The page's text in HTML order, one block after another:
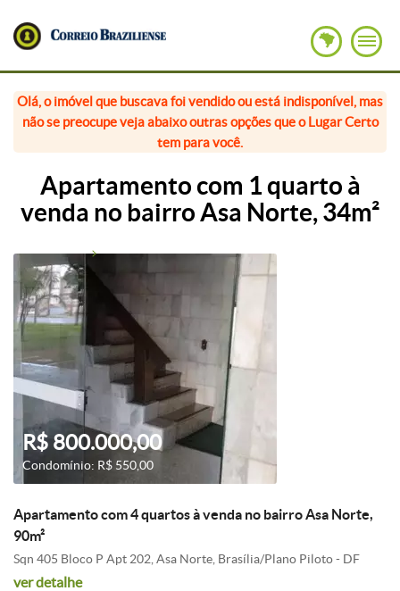
Olá, o imóvel que buscava foi vendido ou está indisponível, mas
não se preocupe veja abaixo outras opções que o Lugar Certo
tem para você.
Apartamento com 1 quarto à
venda no bairro Asa Norte, 34m²
R$ 800.000,00
Condomínio: R$ 550,00
Apartamento com 4 quartos à venda no bairro Asa Norte,
90m²
Sqn 405 Bloco P Apt 202, Asa Norte, Brasília/Plano Piloto - DF
ver detalhe